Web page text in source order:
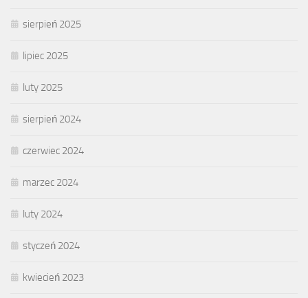
sierpień 2025
lipiec 2025
luty 2025
sierpień 2024
czerwiec 2024
marzec 2024
luty 2024
styczeń 2024
kwiecień 2023